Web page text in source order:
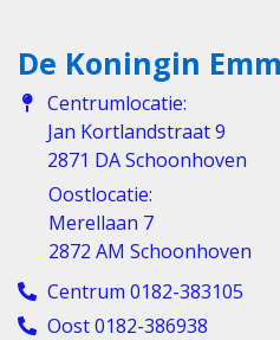
De Koningin
Centrumlocatie:
Jan Kortlandstraat 9
2871 DA Schoonhoven
Oostlocatie:
Merellaan 7
2872 AM Schoonhoven
Centrum 0182-383105
Oost 0182-386938